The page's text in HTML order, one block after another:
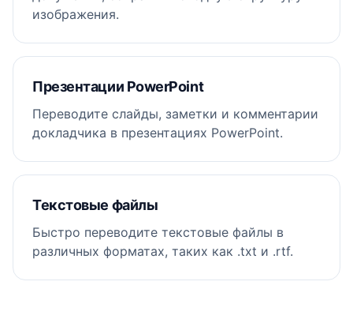
Генеральный директор, Northwood &
Страница 1 из 4 · Внутренний черновик
изображения.
Презентации PowerPoint
Переводите слайды, заметки и комментарии
докладчика в презентациях PowerPoint.
Текстовые файлы
Быстро переводите текстовые файлы в
различных форматах, таких как .txt и .rtf.